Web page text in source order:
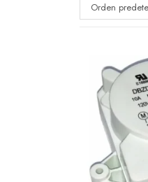
Orden